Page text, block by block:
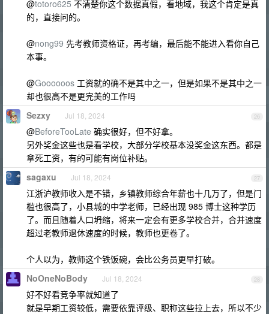
@totoro625 不清楚你这个数据真假，看地域，我这个肯定是真
的，直接问的。
@nong99 先考教师资格证，再考编，最后能不能进入看你自己
本事。
@Goooooos 工资就的确不是其中之一，但是如果不是其中之一
却也很高不是更完美的工作吗
26
Sezxy Jul 18, 2024
@BeforeTooLate 确实很好，但不好拿。
另外奖金这些也是看学校，大部分学校基本没奖金这东西。都是
拿死工资，有的可能有岗位补贴。
27
sagaxu Jul 18, 2024
江浙沪教师收入是不错，乡镇教师综合年薪也十几万了，但是门
槛也很高了，小县城的中学老师，已经出现 985 博士这种学历
了。而且随着人口坍缩，将来一定会有更多学校合并，合并速度
超过老教师退休速度的时候，教师也更卷了。
个人以为，教师这个铁饭碗，会比公务员更早打破。
28
NoOneNoBody Jul 18, 2024
好不好看竞争率就知道了
就是早期工资较低，需要依靠评级、职称这些拉上去，所以不少